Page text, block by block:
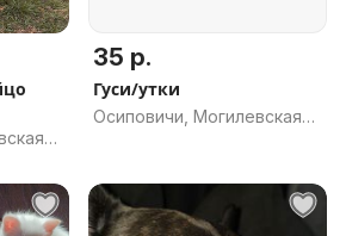
35 р.
Гуси/утки
Осиповичи, Могилевская